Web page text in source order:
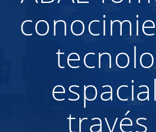
través